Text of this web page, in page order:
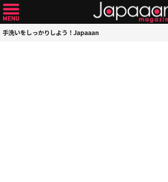
手洗いをしっかりしよう！Japaaan